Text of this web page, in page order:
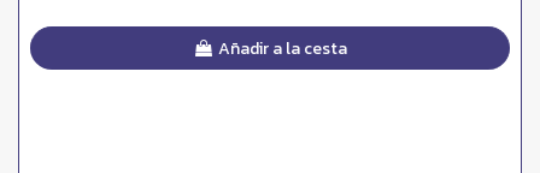
Añadir a la cesta